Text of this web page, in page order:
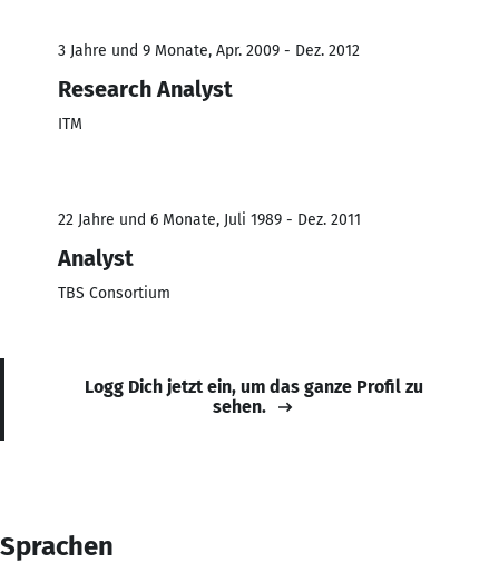
3 Jahre und 9 Monate, Apr. 2009 - Dez. 2012
Research Analyst
ITM
22 Jahre und 6 Monate, Juli 1989 - Dez. 2011
Analyst
TBS Consortium
Logg Dich jetzt ein, um das ganze Profil zu
sehen.
Sprachen